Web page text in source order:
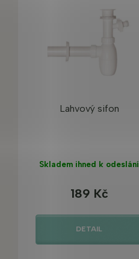
Lahvový sifon
Skladem ihned k odeslání
189 Kč
DETAIL